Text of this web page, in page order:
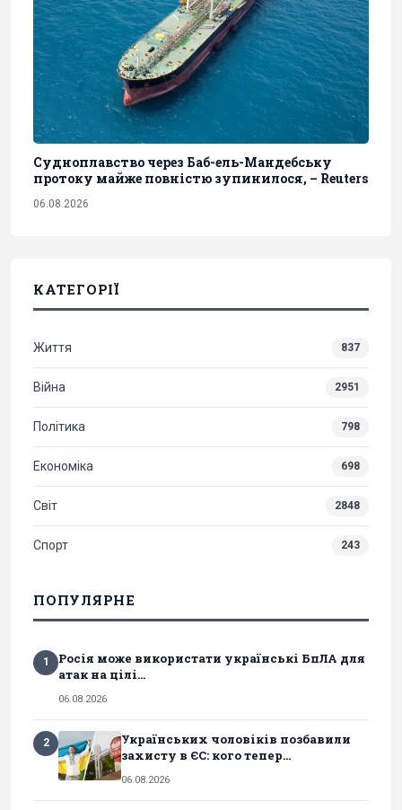
Судноплавство через Баб-ель-Мандебську
протоку майже повністю зупинилося, – Reuters
06.08.2026
КАТЕГОРІЇ
Життя 837
Війна 2951
Політика 798
Економіка 698
Світ 2848
Спорт 243
ПОПУЛЯРНЕ
1
Росія може використати українські БпЛА для
атак на цілі...
06.08.2026
2
Українських чоловіків позбавили
захисту в ЄС: кого тепер...
06.08.2026